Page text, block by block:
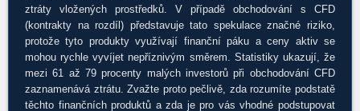
ztráty vložených prostředků. V případě obchodování s CFD
(kontrakty na rozdíl) představuje tato spekulace značné riziko,
protože tyto produkty využívají finanční páku a ceny aktiv se
mohou rychle vyvíjet nepříznivým směrem. Statistiky ukazují, že
mezi 61 až 79 procenty malých investorů při obchodování CFD
zaznamenává ztrátu. Zvažte proto pečlivě, zda rozumíte podstatě
těchto finančních produktů a zda je pro vás vhodné podstupovat